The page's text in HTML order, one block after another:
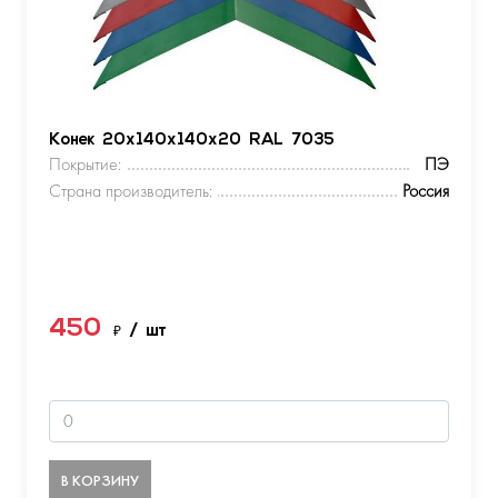
Конек 20х140х140х20 RAL 7035
Покрытие:
ПЭ
Страна производитель:
Россия
450 ₽ / шт
В КОРЗИНУ